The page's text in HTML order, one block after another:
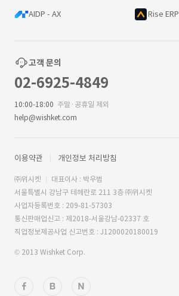
AIDP - AX Rise ERP
고객 문의
02-6925-4849
10:00-18:00 주말·공휴일 제외
help@wishket.com
이용약관 개인정보 처리방침
㈜위시켓
대표이사 : 박우범
서울특별시 강남구 테헤란로 211 3층 ㈜위시켓
사업자등록번호 : 209-81-57303
통신판매업신고 : 제2018-서울강남-02337 호
직업정보제공사업 신고번호 : J1200020180019
© 2013 Wishket Corp.